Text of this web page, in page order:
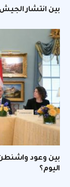
بين انتشار
بين وعود
اليوم؟